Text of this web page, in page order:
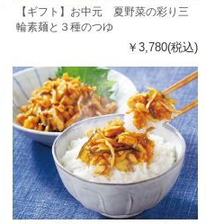
【ギフト】お中元 夏野菜の彩り三
輪素麺と３種のつゆ
￥3,780(税込)